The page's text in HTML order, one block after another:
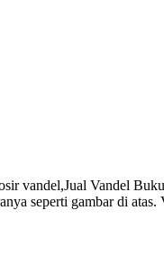
vandel,Jual Vandel
seperti gambar di